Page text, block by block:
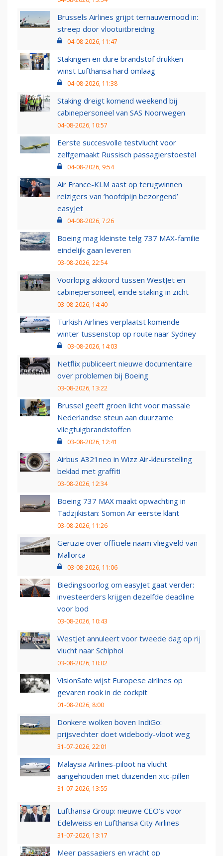
Brussels Airlines grijpt ternauwernood in:
streep door vlootuitbreiding
04-08-2026, 11:47
Stakingen en dure brandstof drukken
winst Lufthansa hard omlaag
04-08-2026, 11:38
Staking dreigt komend weekend bij
cabinepersoneel van SAS Noorwegen
04-08-2026, 10:57
Eerste succesvolle testvlucht voor
zelfgemaakt Russisch passagierstoestel
04-08-2026, 9:54
Air France-KLM aast op terugwinnen
reizigers van ‘hoofdpijn bezorgend’
easyJet
04-08-2026, 7:26
Boeing mag kleinste telg 737 MAX-familie
eindelijk gaan leveren
03-08-2026, 22:54
Voorlopig akkoord tussen WestJet en
cabinepersoneel, einde staking in zicht
03-08-2026, 14:40
Turkish Airlines verplaatst komende
winter tussenstop op route naar Sydney
03-08-2026, 14:03
Netflix publiceert nieuwe documentaire
over problemen bij Boeing
03-08-2026, 13:22
Brussel geeft groen licht voor massale
Nederlandse steun aan duurzame
vliegtuigbrandstoffen
03-08-2026, 12:41
Airbus A321neo in Wizz Air-kleurstelling
beklad met graffiti
03-08-2026, 12:34
Boeing 737 MAX maakt opwachting in
Tadzjikistan: Somon Air eerste klant
03-08-2026, 11:26
Geruzie over officiële naam vliegveld van
Mallorca
03-08-2026, 11:06
Biedingsoorlog om easyJet gaat verder:
investeerders krijgen dezelfde deadline
voor bod
03-08-2026, 10:43
WestJet annuleert voor tweede dag op rij
vlucht naar Schiphol
03-08-2026, 10:02
VisionSafe wijst Europese airlines op
gevaren rook in de cockpit
01-08-2026, 8:00
Donkere wolken boven IndiGo:
prijsvechter doet widebody-vloot weg
31-07-2026, 22:01
Malaysia Airlines-piloot na vlucht
aangehouden met duizenden xtc-pillen
31-07-2026, 13:55
Lufthansa Group: nieuwe CEO’s voor
Edelweiss en Lufthansa City Airlines
31-07-2026, 13:17
Meer passagiers en vracht op